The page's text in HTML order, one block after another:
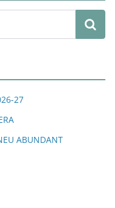
27
ABUNDANT